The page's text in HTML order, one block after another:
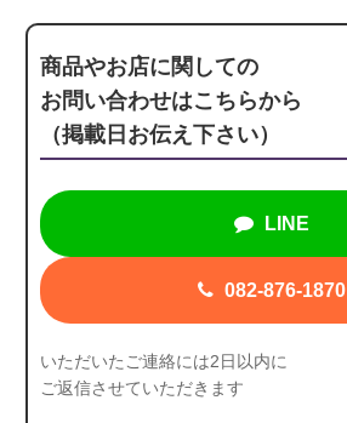
商品やお店に関しての
お問い合わせはこちらから
（掲載日お伝え下さい）
LINE
082-876-1870
いただいたご連絡には2日以内に
ご返信させていただきます